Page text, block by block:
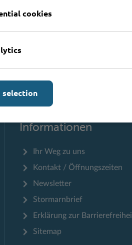
Informationen
Ihr Weg zu uns
Kontakt / Öffnungszeiten
Newsletter
Stormarnbrief
Erklärung zur
Sitemap
cookies
selection